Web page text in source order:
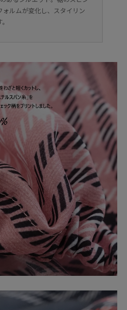
ォルムが変化し、スタイリン